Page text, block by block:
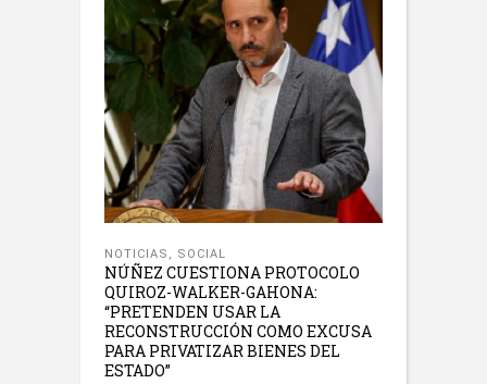
NOTICIAS , SOCIAL
NÚÑEZ CUESTIONA PROTOCOLO
QUIROZ-WALKER-GAHONA:
“PRETENDEN USAR LA
RECONSTRUCCIÓN COMO EXCUSA
PARA PRIVATIZAR BIENES DEL
ESTADO”